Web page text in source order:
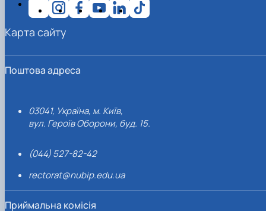
Поштова адреса
03041, Україна, м. Київ,
вул. Героїв Оборони, буд. 15.
(044) 527-82-42
rectorat@nubip.edu.ua
Приймальна комісія
Карта сайту